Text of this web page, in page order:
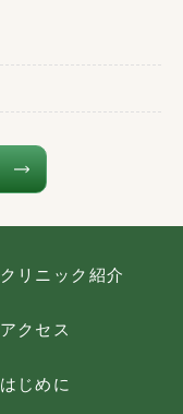
クリニック紹介
アクセス
はじめに